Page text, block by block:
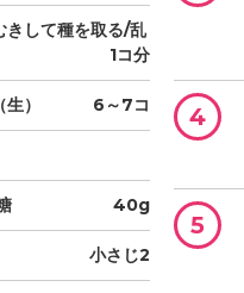
きして種を取る/乱
1コ分
生） 6～7コ
40g
小さじ2
4
5